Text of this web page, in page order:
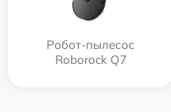
Робот-пылесос
Roborock Q7